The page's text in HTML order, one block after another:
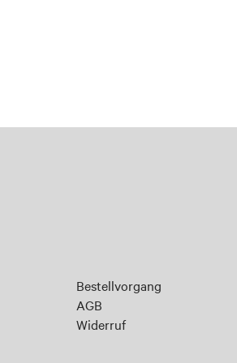
Bestellvorgang
AGB
Widerruf